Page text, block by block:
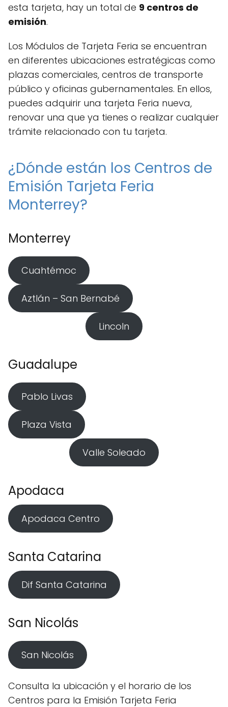
esta tarjeta, hay un total de 9 centros de
emisión.
Los Módulos de Tarjeta Feria se encuentran
en diferentes ubicaciones estratégicas como
plazas comerciales, centros de transporte
público y oficinas gubernamentales. En ellos,
puedes adquirir una tarjeta Feria nueva,
renovar una que ya tienes o realizar cualquier
trámite relacionado con tu tarjeta.
¿Dónde están los Centros de
Emisión Tarjeta Feria
Monterrey?
Monterrey
Cuahtémoc
Aztlán – San Bernabé
Lincoln
Guadalupe
Pablo Livas
Plaza Vista
Valle Soleado
Apodaca
Apodaca Centro
Santa Catarina
Dif Santa Catarina
San Nicolás
San Nicolás
Consulta la ubicación y el horario de los
Centros para la Emisión Tarjeta Feria